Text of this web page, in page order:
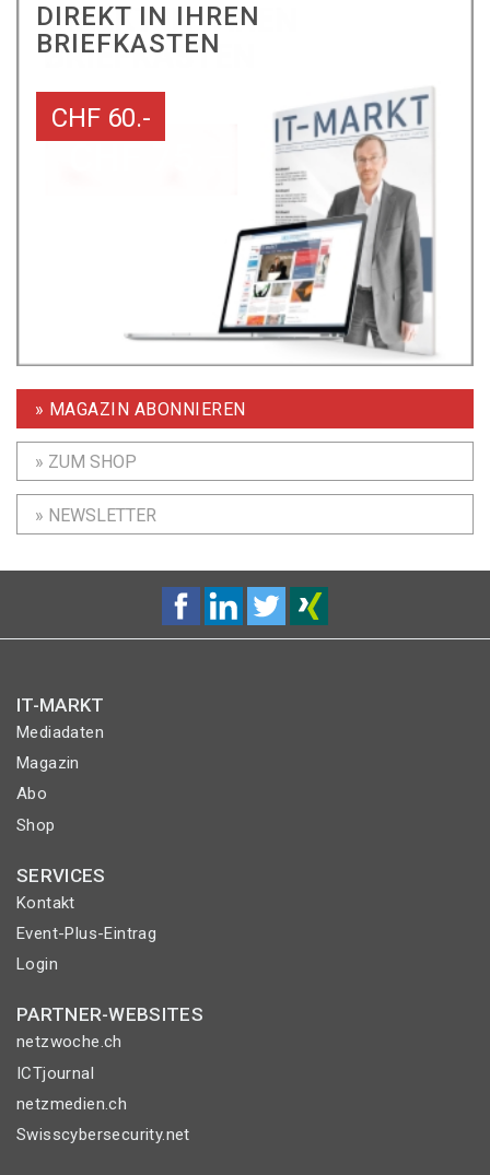
DIREKT IN IHREN
BRIEFKASTEN
CHF 60.-
» MAGAZIN ABONNIEREN
» ZUM SHOP
» NEWSLETTER
IT-MARKT
Mediadaten
Magazin
Abo
Shop
SERVICES
Kontakt
Event-Plus-Eintrag
Login
PARTNER-WEBSITES
netzwoche.ch
ICTjournal
netzmedien.ch
Swisscybersecurity.net